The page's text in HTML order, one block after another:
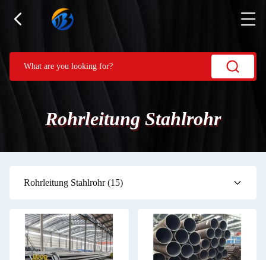
Rohrleitung Stahlrohr
Rohrleitung Stahlrohr(15)